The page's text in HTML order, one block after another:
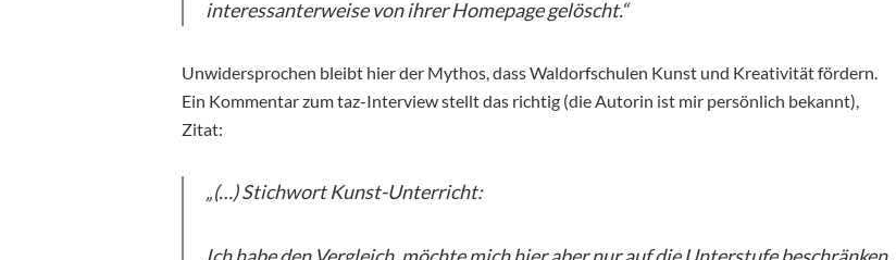
interessanterweise von ihrer Homepage gelöscht.“
Unwidersprochen bleibt hier der Mythos, dass Waldorfschulen Kunst und Kreativität fördern.
Ein Kommentar zum taz-Interview stellt das richtig (die Autorin ist mir persönlich bekannt),
Zitat:
„(…) Stichwort Kunst-Unterricht: